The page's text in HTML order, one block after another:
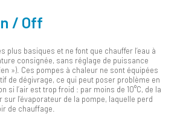
/ Off
plus basiques et ne font que chauffer l’eau à
consignée, sans réglage de puissance
»). Ces pompes à chaleur ne sont équipées
de dégivrage, ce qui peut poser problème en
si l’air est trop froid : par moins de 10°C, de la
l’évaporateur de la pompe, laquelle perd
de chauffage.